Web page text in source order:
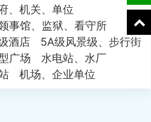
、机关、单位
事馆、监狱、看守所
酒店
5A级风景级、步行街
广场
水电站、水厂
机场、企业单位